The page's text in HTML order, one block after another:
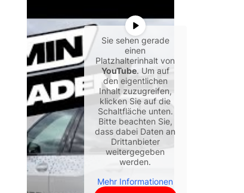
Sie sehen gerade
einen
Platzhalterinhalt von
YouTube. Um auf
den eigentlichen
Inhalt zuzugreifen,
klicken Sie auf die
Schaltfläche unten.
Bitte beachten Sie,
dass dabei Daten an
Drittanbieter
weitergegeben
werden.
Mehr Informationen